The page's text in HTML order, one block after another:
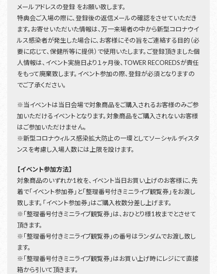
メールアドレスの登録 をお願い致します。
特典会ご入場の際に、登録後の返信メールの確認をさせていただき
ます。お寄せいただいた情報は、万一来場者の中から新型コロナウイ
ルス感染者が発生した場合に、お客様にその旨をご連絡する目的（必
要に応じて、保健所等に提供）で使用いたします。ご登録頂きました個
人情報は、イベント実施日より１ヶ月後、TOWER RECOREDSが責任
をもって廃棄致します。イベント参加の際、登録が必須となりますの
でご了承ください。
※当イベントは当日会場で対象商品をご購入されるお客様のみご参
加いただけるイベントとなります。対象商品をご購入されないお客様
はご参加いただけません。
※新型コロナウィルス感染拡大防止の一環としてソーシャルディスタ
ンスを考慮し入場人数には上限を設けます。
【イベント参加方法】
対象商品のいずれか1枚を、イベント当日お買い上げのお客様に、先
着で「イベント参加券」と「整理番号付きミニライブ観覧券」をお渡し
致します。「イベント参加券」はご購入枚数分差し上げます。
※「整理番号付きミニライブ観覧券」は、おひとり様1枚までとさせて
頂きます。
※「整理番号付きミニライブ観覧券」の番号はランダムでお渡し致し
ます。
※「整理番号付きミニライブ観覧券」はお買い上げ時にレジにて直接
箱から引いて頂きます。